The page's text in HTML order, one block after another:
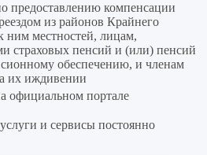
предоставлению компенсации
из районов Крайнего
ним местностей, лицам,
страховых пенсий и (или) пенсий
обеспечению, и членам
их иждивении
официальном портале
и сервисы постоянно